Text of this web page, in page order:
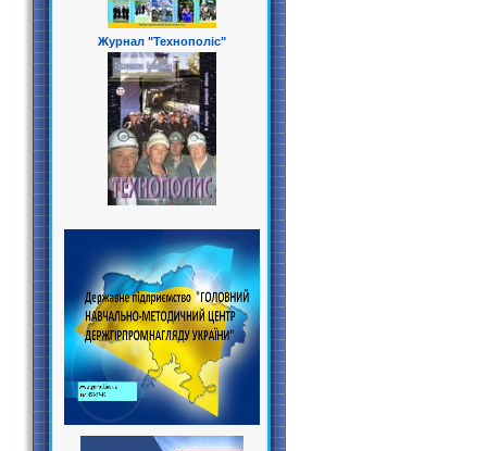
Журнал "Технополіс"